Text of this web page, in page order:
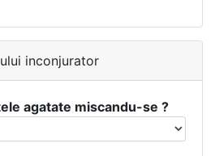
inconjurator
agatate miscandu-se ?